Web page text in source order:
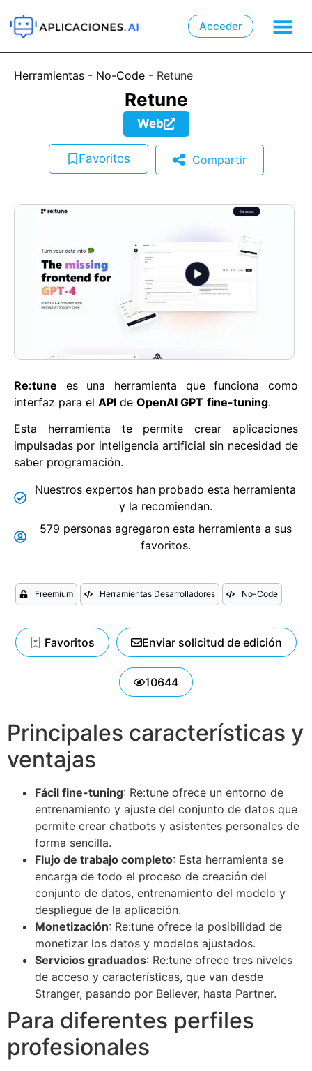
Acceder
Herramientas - No-Code - Retune
Retune
Web
Favoritos Compartir
Re:tune es una herramienta que funciona como
interfaz para el API de OpenAI GPT fine-tuning.
Esta herramienta te permite crear aplicaciones
impulsadas por inteligencia artificial sin necesidad de
saber programación.
Nuestros expertos han probado esta herramienta
y la recomiendan.
579 personas agregaron esta herramienta a sus
favoritos.
Freemium Herramientas Desarrolladores No-Code
Favoritos Enviar solicitud de edición
10644
Principales características y
ventajas
Fácil fine-tuning: Re:tune ofrece un entorno de
entrenamiento y ajuste del conjunto de datos que
permite crear chatbots y asistentes personales de
forma sencilla.
Flujo de trabajo completo: Esta herramienta se
encarga de todo el proceso de creación del
conjunto de datos, entrenamiento del modelo y
despliegue de la aplicación.
Monetización: Re:tune ofrece la posibilidad de
monetizar los datos y modelos ajustados.
Servicios graduados: Re:tune ofrece tres niveles
de acceso y características, que van desde
Stranger, pasando por Believer, hasta Partner.
Para diferentes perfiles
profesionales